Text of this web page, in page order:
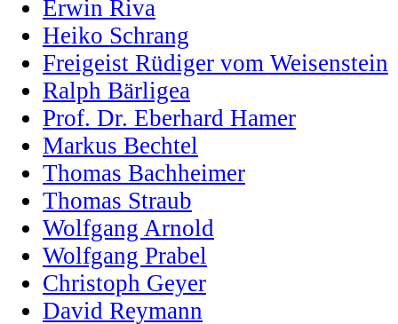
Erwin Riva
Heiko Schrang
Freigeist Rüdiger vom Weisenstein
Ralph Bärligea
Prof. Dr. Eberhard Hamer
Markus Bechtel
Thomas Bachheimer
Thomas Straub
Wolfgang Arnold
Wolfgang Prabel
Christoph Geyer
David Reymann